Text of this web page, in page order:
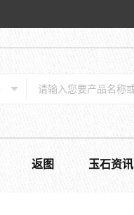
返图 玉石资讯